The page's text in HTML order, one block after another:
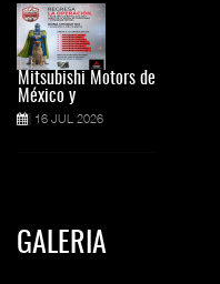
Mitsubishi Motors de
México y
16 JUL 2026
GALERIA